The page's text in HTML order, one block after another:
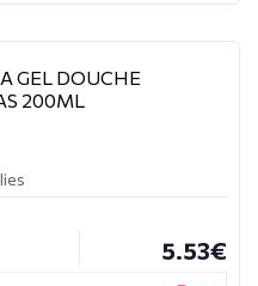
GEL DOUCHE
200ML
5.53€